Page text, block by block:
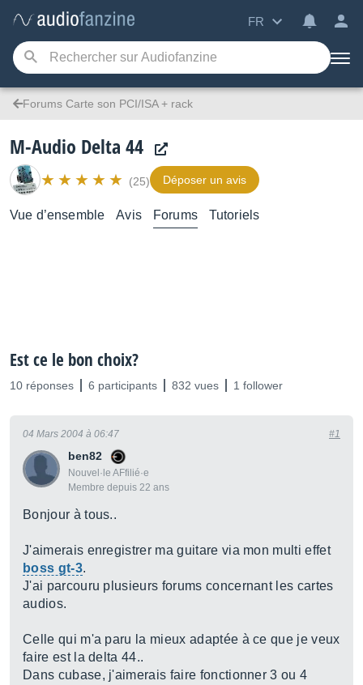
FR
Forums Carte son PCI/ISA + rack
M-Audio Delta 44
(25) Déposer un avis
Vue d’ensemble Avis Forums Tutoriels
Est ce le bon choix?
10 réponses 6 participants 832 vues 1 follower
ben82
Nouvel·le AFfilié·e
Membre depuis 22 ans
04 Mars 2004 à 06:47 #1
Bonjour à tous..
J'aimerais enregistrer ma guitare via mon multi effet
boss gt-3.
J'ai parcouru plusieurs forums concernant les cartes
audios.
Celle qui m'a paru la mieux adaptée à ce que je veux
faire est la delta 44..
Dans cubase, j'aimerais faire fonctionner 3 ou 4